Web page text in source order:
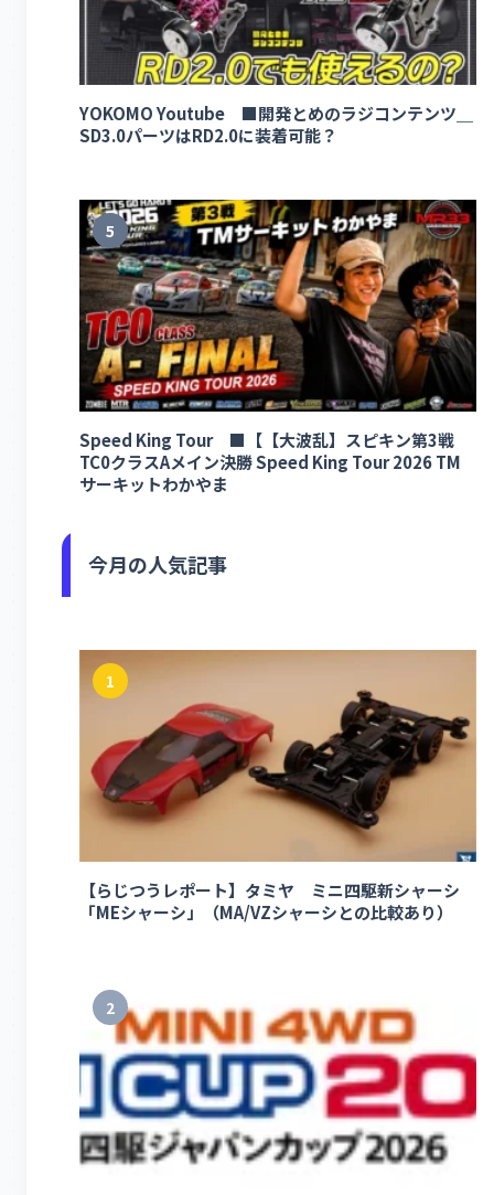
YOKOMO Youtube ■開発とめのラジコンテンツ＿
SD3.0パーツはRD2.0に装着可能？
5
Speed King Tour ■【【大波乱】スピキン第3戦
TC0クラスAメイン決勝 Speed King Tour 2026 TM
サーキットわかやま
今月の人気記事
1
【らじつうレポート】タミヤ ミニ四駆新シャーシ
「MEシャーシ」（MA/VZシャーシとの比較あり）
2